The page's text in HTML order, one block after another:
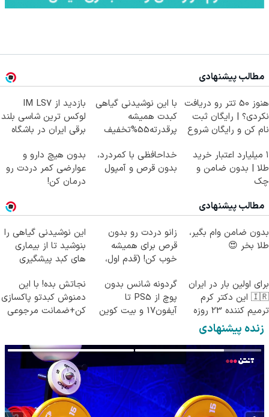
مطالب پیشنهادی
هنوز 50 تتر رو دریافت
نکردی؟ | رایگان ثبت
نام کن و رایگان شروع
با این نوشیدنی گیاهی
کبدت همیشه
پرقدرته55%تخفیف
بازدید از IM LS7
لوکس ترین شاسی بلند
برقی ایران در باشگاه
۱ میلیارد اعتبار خرید
طلا | بدون ضامن و
چک
خداحافظی با کمردرد،
بدون قرص و آمپول
بدون هیچ دارو و
عوارضی کمر دردت رو
درمان کن!
مطالب پیشنهادی
بدون ضامن وام بگیر،
طلا بخر 😍
زانو دردت رو بدون
قرص برای همیشه
خوب کن! (قدم اول،
این نوشیدنی گیاهی را
بنوشید تا از بیماری
های کبد پیشگیری
برای اولین بار در ایران
🇮🇷 این دکتر کرم
ترمیم کننده 23 روزه
ساخت!
گردونه شانس بدون
پوچ از PS5 تا
آیفون17 و بیت کوین
نجاتش بده! با این
دمنوش کبدتو پاکسازی
کن+ضمانت مرجوعی
زنده پیشنهادی